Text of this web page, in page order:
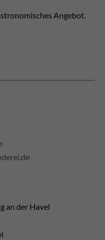
Angebot.
an der Havel